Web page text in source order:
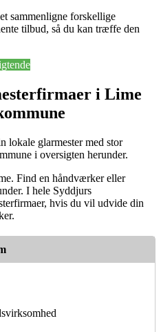
sammenligne forskellige
tilbud, så du kan træffe den
i Lime
lokale glarmester med stor
i oversigten herunder.
Find en håndværker eller
I hele Syddjurs
hvis du vil udvide din